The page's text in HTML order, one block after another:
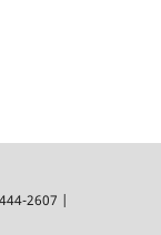
2607 |